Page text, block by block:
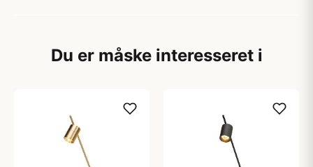
Du er måske interesseret i